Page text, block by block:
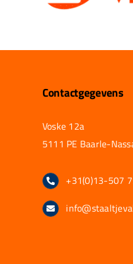
Contactgegevens
Voske 12a
5111 PE Baarle-
+31(0)13-507